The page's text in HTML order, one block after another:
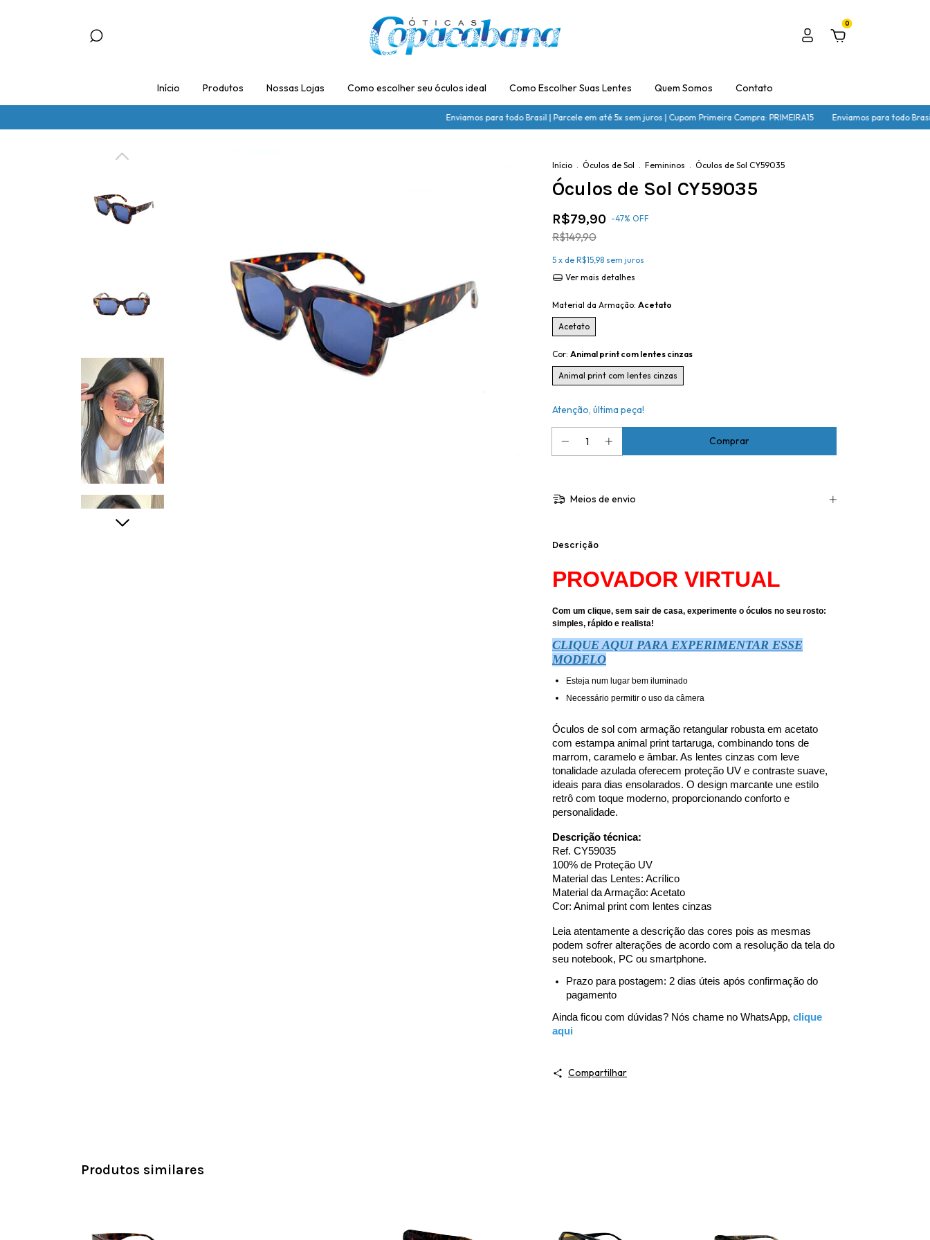
0
Início Produtos Nossas Lojas Como escolher seu óculos ideal Como Escolher Suas Lentes Quem Somos Contato
Enviamos para todo Brasil | Parcele em até 5x sem juros | Cupom Primeira Compra: PRIMEIRA15 Enviamos para todo Brasil |
Início . Óculos de Sol . Femininos . Óculos de Sol CY59035
Óculos de Sol CY59035
R$79,90 -47% OFF
R$149,90
5 x de R$15,98 sem juros
Ver mais detalhes
Material da Armação: Acetato
Acetato
Cor: Animal print com lentes cinzas
Animal print com lentes cinzas
Atenção, última peça!
Meios de envio
Descrição
PROVADOR VIRTUAL
Com um clique, sem sair de casa, experimente o óculos no seu rosto:
simples, rápido e realista!
CLIQUE AQUI PARA EXPERIMENTAR ESSE
MODELO
Esteja num lugar bem iluminado
Necessário permitir o uso da câmera
Óculos de sol com armação retangular robusta em acetato
com estampa animal print tartaruga, combinando tons de
marrom, caramelo e âmbar. As lentes cinzas com leve
tonalidade azulada oferecem proteção UV e contraste suave,
ideais para dias ensolarados. O design marcante une estilo
retrô com toque moderno, proporcionando conforto e
personalidade.
Descrição técnica:
Ref. CY59035
100% de Proteção UV
Material das Lentes: Acrílico
Material da Armação: Acetato
Cor: Animal print com lentes cinzas
Leia atentamente a descrição das cores pois as mesmas
podem sofrer alterações de acordo com a resolução da tela do
seu notebook, PC ou smartphone.
Prazo para postagem: 2 dias úteis após confirmação do
pagamento
Ainda ficou com dúvidas? Nós chame no WhatsApp, clique
aqui
Compartilhar
Produtos similares